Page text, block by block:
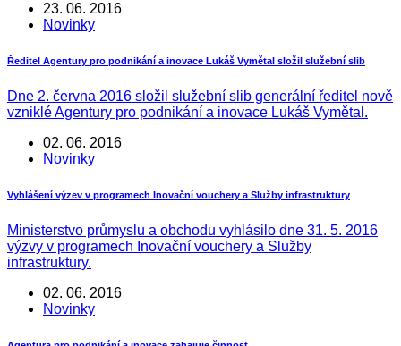
23. 06. 2016
Novinky
Ředitel Agentury pro podnikání a inovace Lukáš Vymětal složil služební slib
Dne 2. června 2016 složil služební slib generální ředitel nově
vzniklé Agentury pro podnikání a inovace Lukáš Vymětal.
02. 06. 2016
Novinky
Vyhlášení výzev v programech Inovační vouchery a Služby infrastruktury
Ministerstvo průmyslu a obchodu vyhlásilo dne 31. 5. 2016
výzvy v programech Inovační vouchery a Služby
infrastruktury.
02. 06. 2016
Novinky